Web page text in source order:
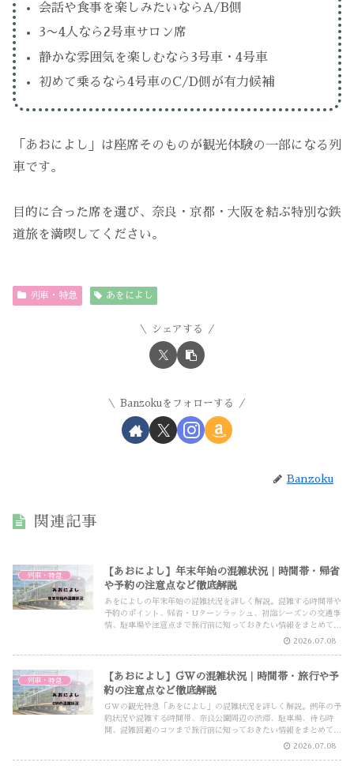
会話や食事を楽しみたいならA/B側
3〜4人なら2号車サロン席
静かな雰囲気を楽しむなら3号車・4号車
初めて乗るなら4号車のC/D側が有力候補
「あおによし」は座席そのものが観光体験の一部になる列
車です。
目的に合った席を選び、奈良・京都・大阪を結ぶ特別な鉄
道旅を満喫してください。
列車・特急 あをによし
シェアする
Banzokuをフォローする
Banzoku
関連記事
列車・特急
【あおによし】年末年始の混雑状況｜時間帯・帰省
や予約の注意点など徹底解説
あをによしの年末年始の混雑状況を詳しく解説。混雑する時間帯や
予約のポイント、帰省・Uターンラッシュ、初詣シーズンの交通事
情、駐車場や注意点まで旅行前に知っておきたい情報をまとめてい
2026.07.08
列車・特急
【あおによし】GWの混雑状況｜時間帯・旅行や予
約の注意点など徹底解説
GWの観光特急「あをによし」の混雑状況を詳しく解説。例年の予
約状況や混雑する時間帯、奈良公園周辺の渋滞、駐車場、待ち時
間、混雑回避のコツまで旅行前に知っておきたい情報をまとめてい
2026.07.08